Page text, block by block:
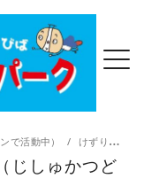
で活動中） けずり部・部室🏠＠自主活動（じしゅかつどう）
じしゅかつど